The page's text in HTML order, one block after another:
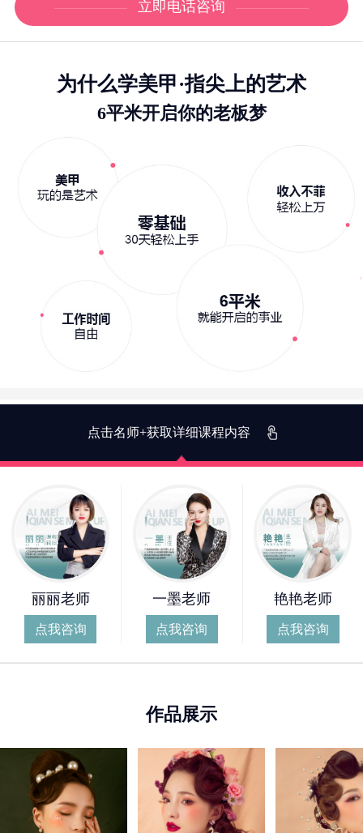
立即电话咨询
为什么学美甲·指尖上的艺术
6平米开启你的老板梦
点击名师+获取详细课程内容
丽丽老师
点我咨询
一墨老师
点我咨询
艳艳老师
点我咨询
作品展示